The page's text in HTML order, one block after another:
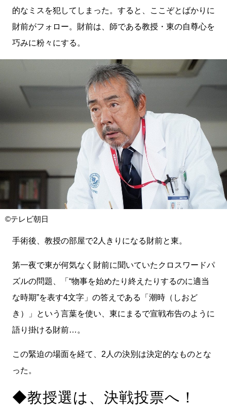
的なミスを犯してしまった。すると、ここぞとばかりに
財前がフォロー。財前は、師である教授・東の自尊心を
巧みに粉々にする。
©テレビ朝日
手術後、教授の部屋で2人きりになる財前と東。
第一夜で東が何気なく財前に聞いていたクロスワードパ
ズルの問題、「“物事を始めたり終えたりするのに適当
な時期”を表す4文字」の答えである「潮時（しおど
き）」という言葉を使い、東にまるで宣戦布告のように
語り掛ける財前…。
この緊迫の場面を経て、2人の決別は決定的なものとな
った。
◆教授選は、決戦投票へ！